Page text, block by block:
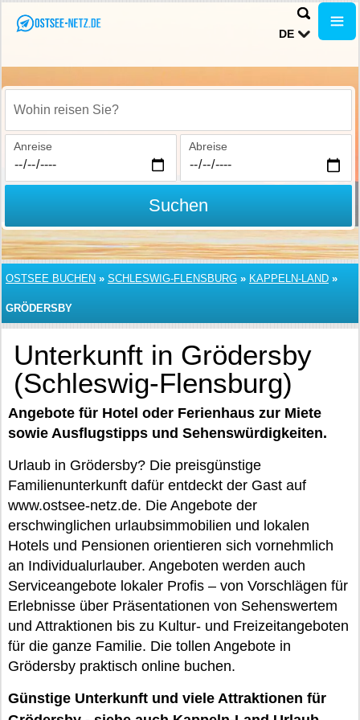
DE
Wohin reisen Sie?
Anreise Abreise
Suchen
OSTSEE BUCHEN » SCHLESWIG-FLENSBURG » KAPPELN-LAND »
GRÖDERSBY
Unterkunft in Grödersby
(Schleswig-Flensburg)
Angebote für Hotel oder Ferienhaus zur Miete
sowie Ausflugstipps und Sehenswürdigkeiten.
Urlaub in Grödersby? Die preisgünstige
Familienunterkunft dafür entdeckt der Gast auf
www.ostsee-netz.de. Die Angebote der
erschwinglichen urlaubsimmobilien und lokalen
Hotels und Pensionen orientieren sich vornehmlich
an Individualurlauber. Angeboten werden auch
Serviceangebote lokaler Profis – von Vorschlägen für
Erlebnisse über Präsentationen von Sehenswertem
und Attraktionen bis zu Kultur- und Freizeitangeboten
für die ganze Familie. Die tollen Angebote in
Grödersby praktisch online buchen.
Günstige Unterkunft und viele Attraktionen für